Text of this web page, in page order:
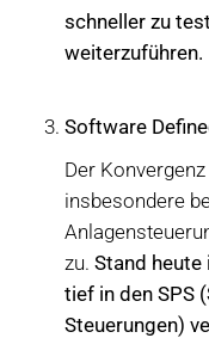
schneller zu
weiterzuführen.
Software
Der
insbesondere
zu. Stand
tief in den SPS
Steuerungen)